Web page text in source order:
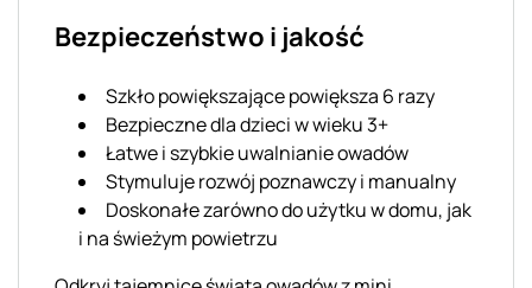
Bezpieczeństwo i jakość
Szkło powiększające powiększa 6 razy
Bezpieczne dla dzieci w wieku 3+
Łatwe i szybkie uwalnianie owadów
Stymuluje rozwój poznawczy i manualny
Doskonałe zarówno do użytku w domu, jak
i na świeżym powietrzu